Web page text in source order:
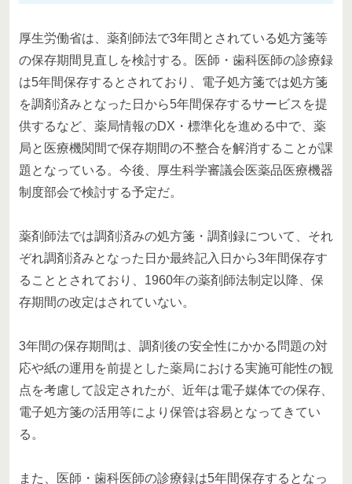
厚生労働省は、薬剤師法で3年間とされている処方箋等
の保存期間見直しを検討する。医師・歯科医師の診療録
は5年間保存するとされており、電子処方箋では処方箋
を調剤済みとなった日から5年間保存するサービスを提
供するなど、薬局情報のDX・標準化を進める中で、薬
局と医療機関間で保存期間の不整合を解消することが課
題となっている。今後、厚生科学審議会医薬品医療機器
制度部会で検討する予定だ。
薬剤師法では調剤済みの処方箋・調剤録について、それ
ぞれ調剤済みとなった日か最終記入日から3年間保存す
ることとされており、1960年の薬剤師法制定以降、保
存期間の改定はされていない。
3年間の保存期間は、調剤後の安全性にかかる問題の対
応や紙の運用を前提とした薬局における実施可能性の観
点を考慮して設定されたが、近年は電子媒体での保存、
電子処方箋の活用等により保管は容易となってきてい
る。
また、医師・歯科医師の診療録は5年間保存するとなっ